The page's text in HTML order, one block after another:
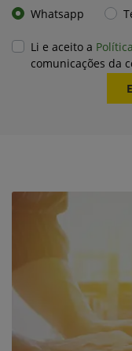
Whatsapp
Li e aceito a
comunicações da